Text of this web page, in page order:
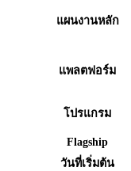
แผนงานหลัก
แพลตฟอร์ม
โปรแกรม
Flagship
วันที่เริ่มต้น